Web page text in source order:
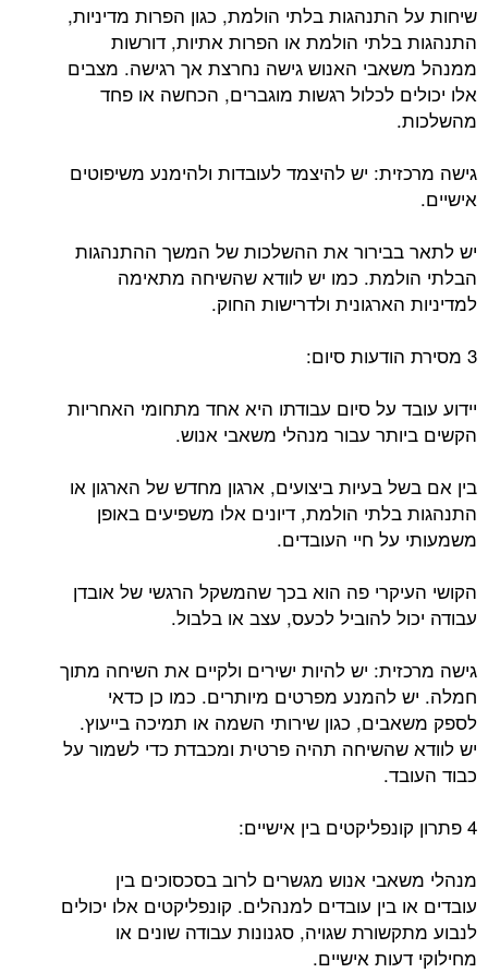
שיחות על התנהגות בלתי הולמת, כגון הפרות מדיניות,
התנהגות בלתי הולמת או הפרות אתיות, דורשות
ממנהל משאבי האנוש גישה נחרצת אך רגישה. מצבים
אלו יכולים לכלול רגשות מוגברים, הכחשה או פחד
מהשלכות.
גישה מרכזית: יש להיצמד לעובדות ולהימנע משיפוטים
אישיים.
יש לתאר בבירור את ההשלכות של המשך ההתנהגות
הבלתי הולמת. כמו יש לוודא שהשיחה מתאימה
למדיניות הארגונית ולדרישות החוק.
3 מסירת הודעות סיום:
יידוע עובד על סיום עבודתו היא אחד מתחומי האחריות
הקשים ביותר עבור מנהלי משאבי אנוש.
בין אם בשל בעיות ביצועים, ארגון מחדש של הארגון או
התנהגות בלתי הולמת, דיונים אלו משפיעים באופן
משמעותי על חיי העובדים.
הקושי העיקרי פה הוא בכך שהמשקל הרגשי של אובדן
עבודה יכול להוביל לכעס, עצב או בלבול.
גישה מרכזית: יש להיות ישירים ולקיים את השיחה מתוך
חמלה. יש להמנע מפרטים מיותרים. כמו כן כדאי
לספק משאבים, כגון שירותי השמה או תמיכה בייעוץ.
יש לוודא שהשיחה תהיה פרטית ומכבדת כדי לשמור על
כבוד העובד.
4 פתרון קונפליקטים בין אישיים:
מנהלי משאבי אנוש מגשרים לרוב בסכסוכים בין
עובדים או בין עובדים למנהלים. קונפליקטים אלו יכולים
לנבוע מתקשורת שגויה, סגנונות עבודה שונים או
מחילוקי דעות אישיים.